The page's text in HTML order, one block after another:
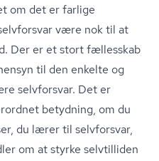
om det er farlige
være nok til at
Der er et stort fællesskab
til den enkelte og
selvforsvar. Det er
betydning, om du
du lærer til selvforsvar,
om at styrke selvtilliden